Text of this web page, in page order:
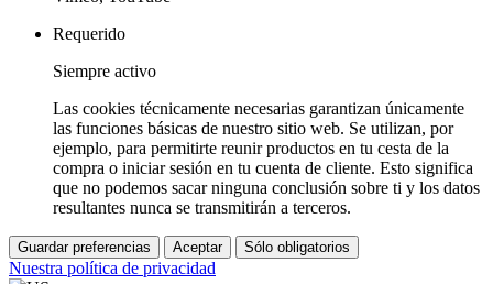
Requerido
Siempre activo
Las cookies técnicamente necesarias garantizan únicamente
las funciones básicas de nuestro sitio web. Se utilizan, por
ejemplo, para permitirte reunir productos en tu cesta de la
compra o iniciar sesión en tu cuenta de cliente. Esto significa
que no podemos sacar ninguna conclusión sobre ti y los datos
resultantes nunca se transmitirán a terceros.
Guardar preferencias Aceptar Sólo obligatorios
Nuestra política de privacidad